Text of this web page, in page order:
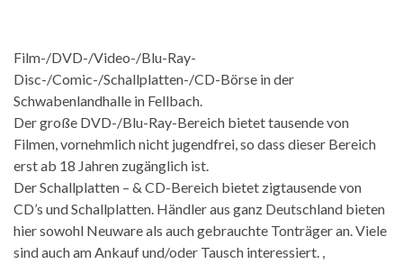
Film-/DVD-/Video-/Blu-Ray-
Disc-/Comic-/Schallplatten-/CD-Börse in der
Schwabenlandhalle in Fellbach.
Der große DVD-/Blu-Ray-Bereich bietet tausende von
Filmen, vornehmlich nicht jugendfrei, so dass dieser Bereich
erst ab 18 Jahren zugänglich ist.
Der Schallplatten – & CD-Bereich bietet zigtausende von
CD’s und Schallplatten. Händler aus ganz Deutschland bieten
hier sowohl Neuware als auch gebrauchte Tonträger an. Viele
sind auch am Ankauf und/oder Tausch interessiert. ,